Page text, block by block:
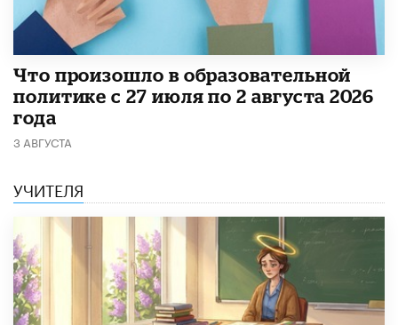
​Что произошло в образовательной
политике с 27 июля по 2 августа 2026
года
3 АВГУСТА
УЧИТЕЛЯ